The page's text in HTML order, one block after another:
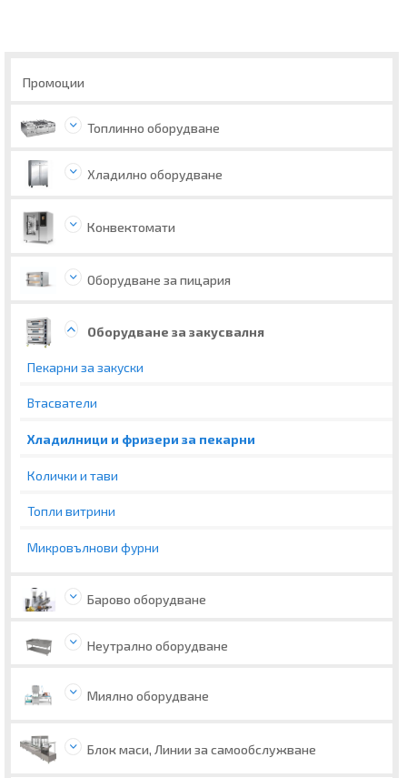
Промоции
Топлинно оборудване
Хладилно оборудване
Конвектомати
Оборудване за пицария
Оборудване за закусвалня
Пекарни за закуски
Втасватели
Хладилници и фризери за пекарни
Колички и тави
Топли витрини
Микровълнови фурни
Барово оборудване
Неутрално оборудване
Миялно оборудване
Блок маси, Линии за самообслужване